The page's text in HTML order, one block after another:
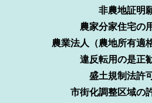
非農地証明
農家分家住宅の
農業法人（農地所有適
違反転用の是正
盛土規制法許
市街化調整区域の